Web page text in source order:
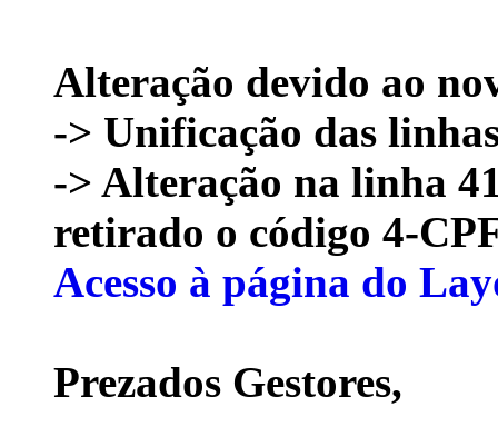
Alteração devido ao
-> Unificação das
-> Alteração na linha
retirado o código 4-
Acesso à página do
Prezados Gestores,